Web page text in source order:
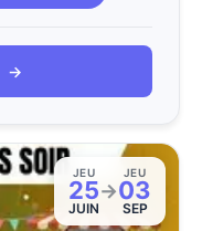
→
JEU
25
JUIN
→
JEU
03
SEP